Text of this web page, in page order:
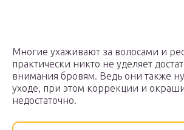
Многие ухаживают за волосами и
практически никто не уделяет
внимания бровям. Ведь они также
уходе, при этом коррекции и
недостаточно.